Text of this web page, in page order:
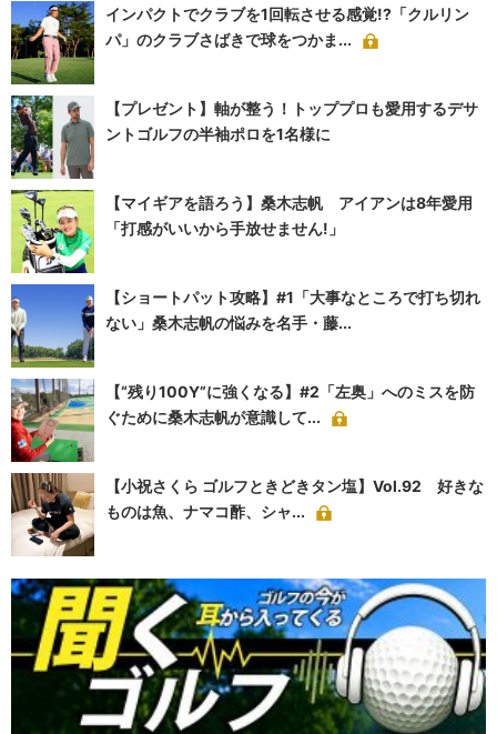
インパクトでクラブを1回転させる感覚!?「クルリン
パ」のクラブさばきで球をつかま...
【プレゼント】軸が整う！トッププロも愛用するデサ
ントゴルフの半袖ポロを1名様に
【マイギアを語ろう】桑木志帆 アイアンは8年愛用
「打感がいいから手放せません!」
【ショートパット攻略】#1「大事なところで打ち切れ
ない」桑木志帆の悩みを名手・藤...
【“残り100Y”に強くなる】#2「左奥」へのミスを防
ぐために桑木志帆が意識して...
【小祝さくら ゴルフときどきタン塩】Vol.92 好きな
ものは魚、ナマコ酢、シャ...